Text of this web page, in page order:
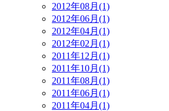
2012年08月(1)
2012年06月(1)
2012年04月(1)
2012年02月(1)
2011年12月(1)
2011年10月(1)
2011年08月(1)
2011年06月(1)
2011年04月(1)